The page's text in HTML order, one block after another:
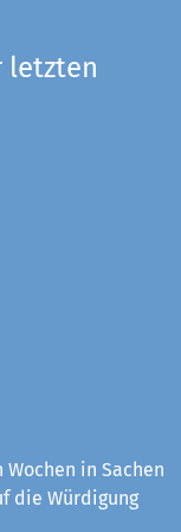
letzten
in Sachen
die Würdigung